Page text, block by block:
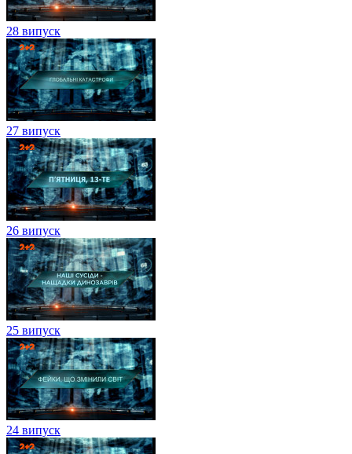
28 випуск
27 випуск
26 випуск
25 випуск
24 випуск